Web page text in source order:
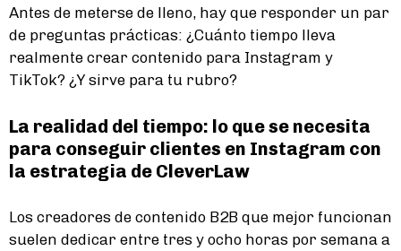
Antes de meterse de lleno, hay que responder un par
de preguntas prácticas: ¿Cuánto tiempo lleva
realmente crear contenido para Instagram y
TikTok? ¿Y sirve para tu rubro?
La realidad del tiempo: lo que se necesita
para conseguir clientes en Instagram con
la estrategia de CleverLaw
Los creadores de contenido B2B que mejor funcionan
suelen dedicar entre tres y ocho horas por semana a